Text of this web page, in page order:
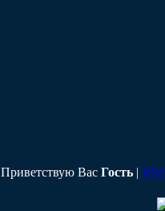
Приветствую Вас Гость | RSS